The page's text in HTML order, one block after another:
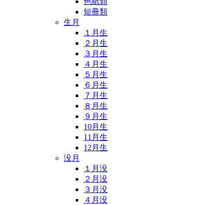
短冊類
生月
１月生
２月生
３月生
４月生
５月生
６月生
７月生
８月生
９月生
10月生
11月生
12月生
没月
１月没
２月没
３月没
４月没